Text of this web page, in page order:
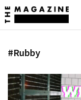
#Rubby